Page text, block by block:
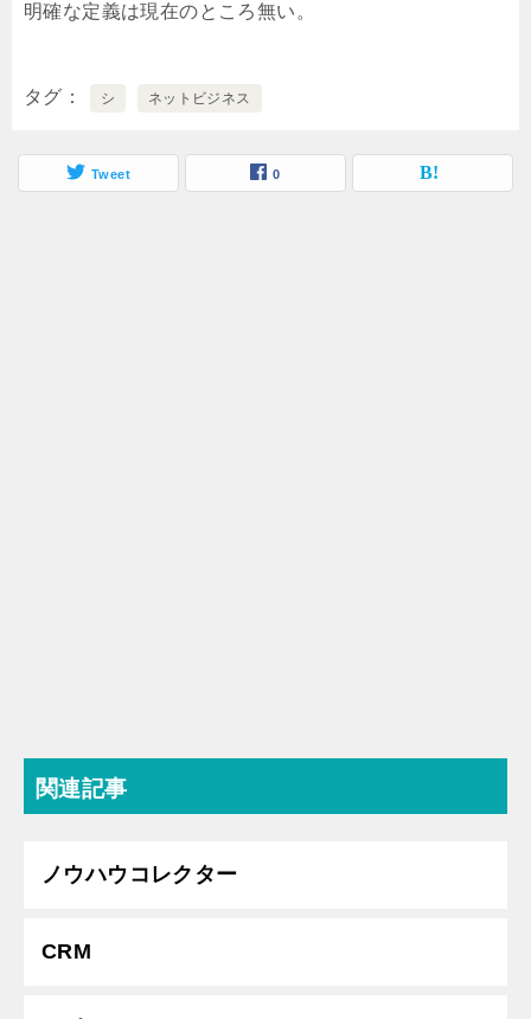
明確な定義は現在のところ無い。
タグ シ ネットビジネス
Tweet 0
関連記事
ノウハウコレクター
CRM